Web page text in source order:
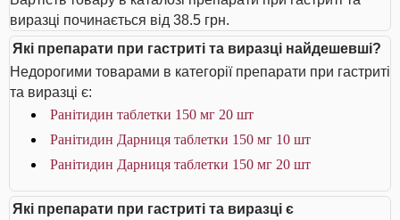
виразці починається від 38.5 грн.
Які препарати при гастриті та виразці найдешевші?
Недорогими товарами в категорії препарати при гастриті
та виразці є:
Ранітидин таблетки 150 мг 20 шт
Ранітидин Дарниця таблетки 150 мг 10 шт
Ранітидин Дарниця таблетки 150 мг 20 шт
Які препарати при гастриті та виразці є